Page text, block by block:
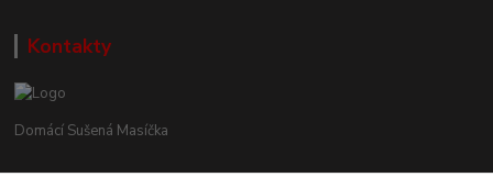
Kontakty
Domácí Sušená Masíčka